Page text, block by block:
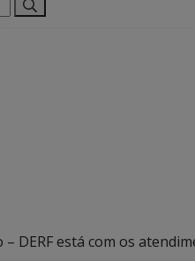
– DERF está com os